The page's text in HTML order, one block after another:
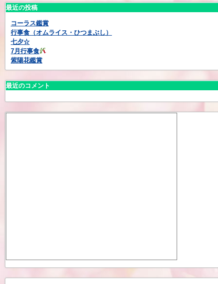
最近の投稿
コーラス鑑賞
行事食（オムライス・ひつまぶし）
七夕☆
7月行事食
紫陽花鑑賞
最近のコメント